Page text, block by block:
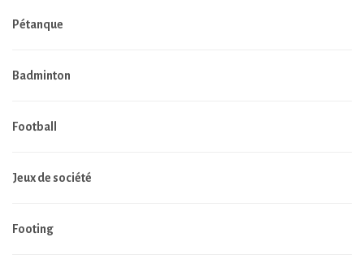
Pétanque
Badminton
Football
Jeux de société
Footing